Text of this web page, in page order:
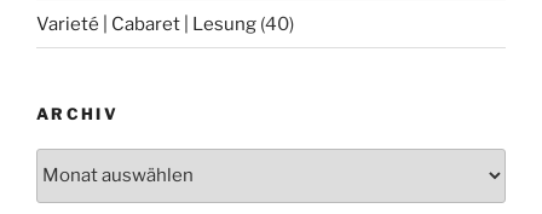
Varieté | Cabaret | Lesung (40)
ARCHIV